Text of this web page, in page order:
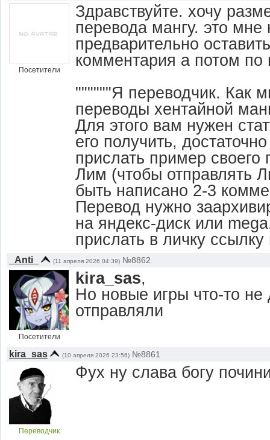
Посетители
Здравствуйте. хочу
перевода мангу. это
предварительно
комментария а потом
""""""Я переводчик. Как
переводы хентайной
Для этого вам нужен
его получить,
прислать пример
Лим (чтобы отправлять
быть написано 2-3
Перевод нужно
на яндекс-диск или
прислать в личку
_Anti_ (11 апреля 2026 04:39) №8862
Посетители
kira_sas,
Но новые игры что-то не
отправляли
kira_sas (10 апреля 2026 23:56) №8861
Переводчик
Фух ну слава богу